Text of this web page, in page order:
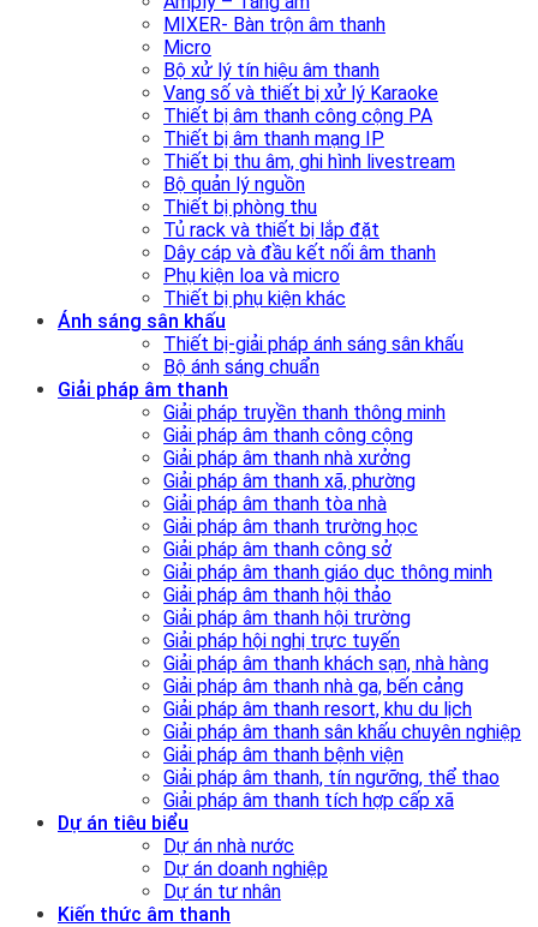
MIXER- Bàn trộn âm thanh
Micro
Bộ xử lý tín hiệu âm thanh
Vang số và thiết bị xử lý Karaoke
Thiết bị âm thanh công cộng PA
Thiết bị âm thanh mạng IP
Thiết bị thu âm, ghi hình livestream
Bộ quản lý nguồn
Thiết bị phòng thu
Tủ rack và thiết bị lắp đặt
Dây cáp và đầu kết nối âm thanh
Phụ kiện loa và micro
Thiết bị phụ kiện khác
Ánh sáng sân khấu
Thiết bị-giải pháp ánh sáng sân khấu
Bộ ánh sáng chuẩn
Giải pháp âm thanh
Giải pháp truyền thanh thông minh
Giải pháp âm thanh công cộng
Giải pháp âm thanh nhà xưởng
Giải pháp âm thanh xã, phường
Giải pháp âm thanh tòa nhà
Giải pháp âm thanh trường học
Giải pháp âm thanh công sở
Giải pháp âm thanh giáo dục thông minh
Giải pháp âm thanh hội thảo
Giải pháp âm thanh hội trường
Giải pháp hội nghị trực tuyến
Giải pháp âm thanh khách sạn, nhà hàng
Giải pháp âm thanh nhà ga, bến cảng
Giải pháp âm thanh resort, khu du lịch
Giải pháp âm thanh sân khấu chuyên nghiệp
Giải pháp âm thanh bệnh viện
Giải pháp âm thanh, tín ngưỡng, thể thao
Giải pháp âm thanh tích hợp cấp xã
Dự án tiêu biểu
Dự án nhà nước
Dự án doanh nghiệp
Dự án tư nhân
Kiến thức âm thanh